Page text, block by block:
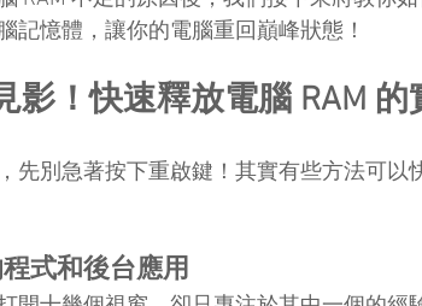
記憶體，讓你的電腦重回巔峰狀態！
影！快速釋放電腦 RAM 的
先別急著按下重啟鍵！其實有些方法可以
式和後台應用